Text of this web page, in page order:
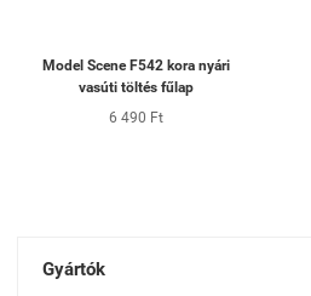
Model Scene F542 kora nyári
vasúti töltés fűlap
6 490 Ft
Gyártók